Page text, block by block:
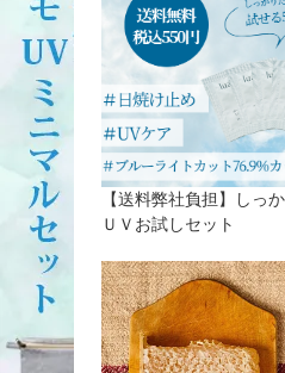
【送料弊社負担】しっ
ＵＶお試しセット